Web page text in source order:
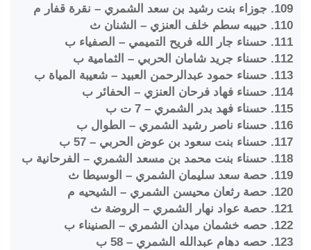
109. جوزاء بنت رشيد بن سعد الشمري – نقرة قفار م
110. حبيبه سطم خلف العنزي – الشنان ث
111. حسناء جار الله فريح التميمي – الصفياء ب
112. حسناء جريد شامان الحربي – الثمامية ب
113. حسناء حمود عبدالرحمن العبيد – شعيبة المياة ب
114. حسناء فهاد فرحان العنزي – الحفائر ب
115. حسناء فهد بدر الشمري – 7 ت ب
116. حسناء ناصر رشيد الشمري – الطوال ب
117. حسناء بنت سعود بن عوض الحربي – 57 ب
118. حسناء بنت محمد بن مسعد الشمري – الفرحانية ب
119. حصة سعد سليمان الشمري – الوسيطا ث
120. حصة رثعان محيسن الشمري – الشيحيه م
121. حصة عواد نهار الشمري – الروضة ث
122. حصه خشمان ميدان الشمري – الصنيناء ب
123. حصه دهام عبدالله الشمري – 58 ب